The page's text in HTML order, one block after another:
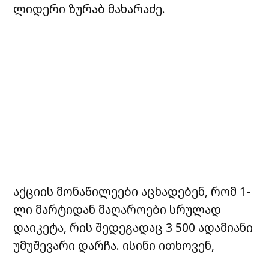
ლიდერი ზურაბ მახარაძე.
აქციის მონაწილეები აცხადებენ, რომ 1-
ლი მარტიდან მაღაროები სრულად
დაიკეტა, რის შედეგადაც 3 500 ადამიანი
უმუშევარი დარჩა. ისინი ითხოვენ,